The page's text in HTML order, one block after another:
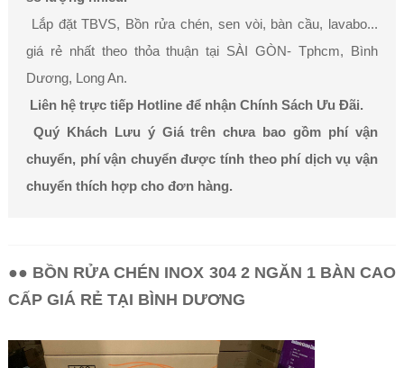
Lắp đặt TBVS, Bồn rửa chén, sen vòi, bàn cầu, lavabo...
giá rẻ nhất theo thỏa thuận tại SÀI GÒN- Tphcm, Bình
Dương, Long An.
Liên hệ trực tiếp Hotline để nhận Chính Sách Ưu Đãi.
Quý Khách Lưu ý Giá trên chưa bao gồm phí vận
chuyển, phí vận chuyển được tính theo phí dịch vụ vận
chuyển thích hợp cho đơn hàng.
●● BỒN RỬA CHÉN INOX 304 2 NGĂN 1 BÀN CAO
CẤP GIÁ RẺ TẠI BÌNH DƯƠNG